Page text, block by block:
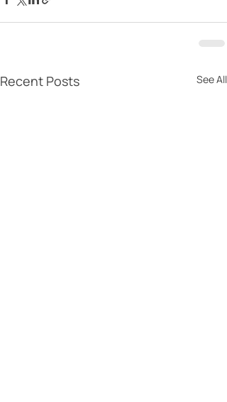
Recent Posts See All